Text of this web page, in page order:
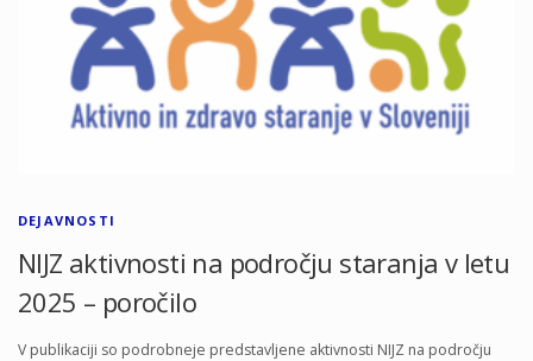
DEJAVNOSTI
NIJZ aktivnosti na področju staranja v letu
2025 – poročilo
V publikaciji so podrobneje predstavljene aktivnosti NIJZ na področju